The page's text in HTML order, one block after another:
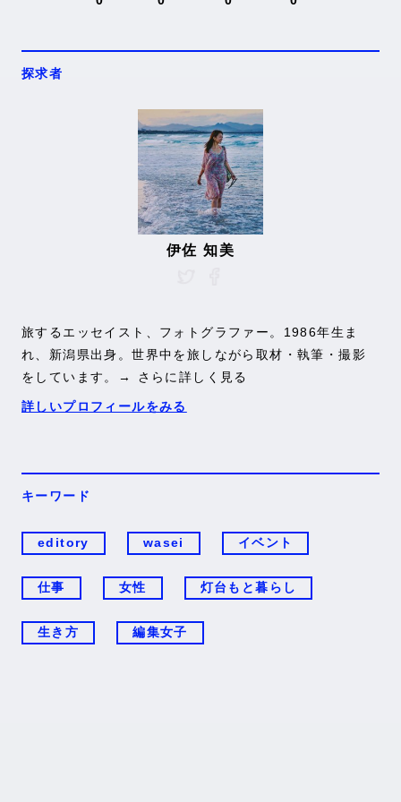
探求者
伊佐 知美
旅するエッセイスト、フォトグラファー。1986年生ま
れ、新潟県出身。世界中を旅しながら取材・執筆・撮影
をしています。
→ さらに詳しく見る
詳しいプロフィールをみる
キーワード
editory wasei イベント
仕事 女性 灯台もと暮らし
生き方 編集女子